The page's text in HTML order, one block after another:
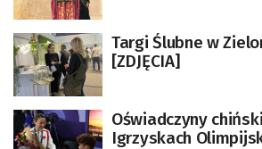
Targi Ślubne w
[ZDJĘCIA]
Oświadczyny
Igrzyskach